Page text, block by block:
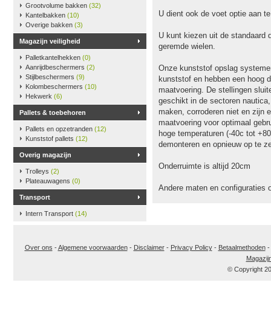
Grootvolume bakken (32)
Kantelbakken (10)
Overige bakken (3)
Magazijn veiligheid
Palletkantelhekken (0)
Aanrijdbeschermers (2)
Stijlbeschermers (9)
Kolombeschermers (10)
Hekwerk (6)
Pallets & toebehoren
Pallets en opzetranden (12)
Kunststof pallets (12)
Overig magazijn
Trolleys (2)
Plateauwagens (0)
Transport
Intern Transport (14)
U dient ook de voet optie aan
U kunt kiezen uit de standaard
geremde wielen.
Onze kunststof opslag
kunststof en hebben een hoog
maatvoering. De stellingen
geschikt in de sectoren
maken, corroderen niet en zijn
maatvoering voor optimaal
hoge temperaturen (-40c tot
demonteren en opnieuw op te
Onderruimte is altijd 20cm
Andere maten en configuraties
Over ons -Algemene voorwaarden- Disclaimer- Privacy Policy- Betaalmethoden-
© Copyright